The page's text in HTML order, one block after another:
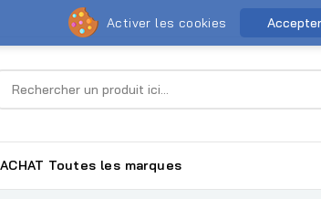
ACHAT Toutes les marques
Activer les cookies Accepter